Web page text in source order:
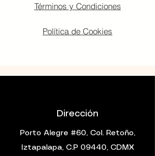
Términos y Condiciones
Política de Cookies
Dirección
Porto Alegre #60, Col. Retoño,
Iztapalapa, C.P 09440, CDMX